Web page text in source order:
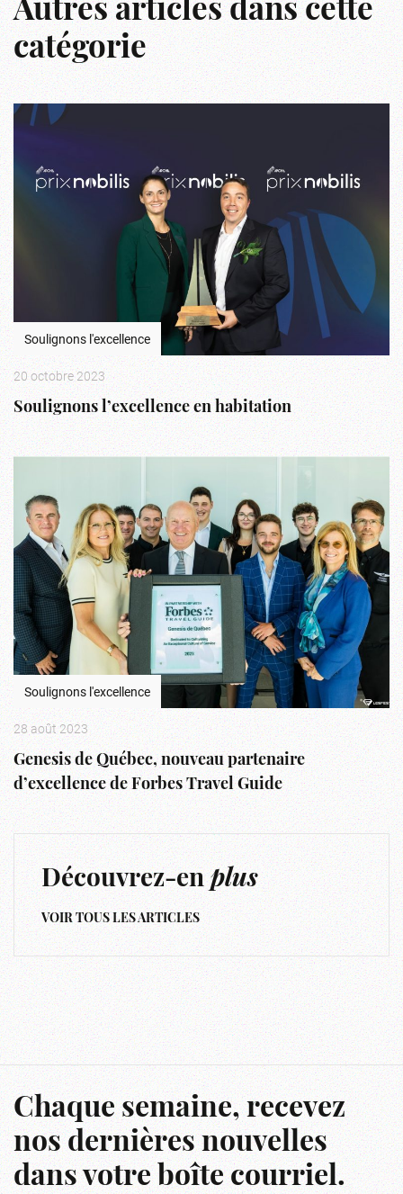
Autres articles dans cette
catégorie
Soulignons l'excellence
20 octobre 2023
Soulignons l’excellence en habitation
Soulignons l'excellence
28 août 2023
Genesis de Québec, nouveau partenaire
d’excellence de Forbes Travel Guide
Découvrez-enplus
VOIR TOUS LES ARTICLES
Chaque semaine, recevez
nos dernières nouvelles
dans votre boîte courriel.